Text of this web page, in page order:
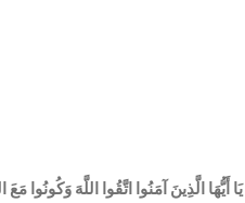
يَا أَيُّهَا الَّذِينَ آمَنُوا اتَّقُوا اللَّهَ وَكُونُوا